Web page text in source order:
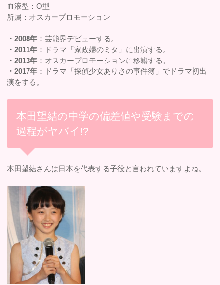
血液型：O型
所属：オスカープロモーション
・2008年 ：芸能界デビューする。
・2011年 ：ドラマ「家政婦のミタ」に出演する。
・2013年 ：オスカープロモーションに移籍する。
・2017年 ：ドラマ「探偵少女ありさの事件簿」でドラマ初出
演をする。
本田望結の中学の偏差値や受験までの
過程がヤバイ!?
本田望結さんは日本を代表する子役と言われていますよね。